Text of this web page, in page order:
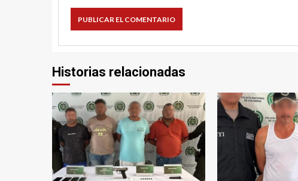
Historias relacionadas